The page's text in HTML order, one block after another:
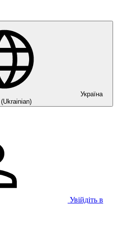
Україна
(Ukrainian)
Увійдіть в